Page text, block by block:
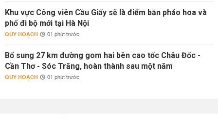
Khu vực Công viên Cầu Giấy sẽ là điểm bắn pháo hoa và
phố đi bộ mới tại Hà Nội
QUY HOẠCH 01 phút trước
Bổ sung 27 km đường gom hai bên cao tốc Châu Đốc -
Cần Thơ - Sóc Trăng, hoàn thành sau một năm
QUY HOẠCH 01 phút trước